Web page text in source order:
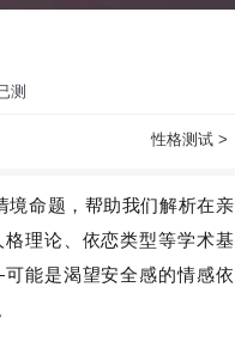
测
性格测试 >
境命题，帮助我们解析在亲
理论、依恋类型等学术基
能是渴望安全感的情感依